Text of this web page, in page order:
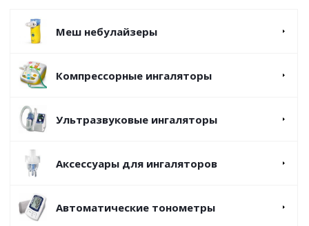
Меш небулайзеры
Компрессорные ингаляторы
Ультразвуковые ингаляторы
Аксессуары для ингаляторов
Автоматические тонометры